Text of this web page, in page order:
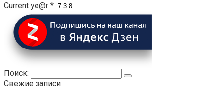
Current ye@r *
Поиск:
Свежие записи